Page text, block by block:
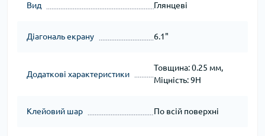
Вид Глянцеві
Діагональ екрану 6.1"
Додаткові характеристики
Товщина: 0.25 мм,
Міцність: 9H
Клейовий шар По всій поверхні